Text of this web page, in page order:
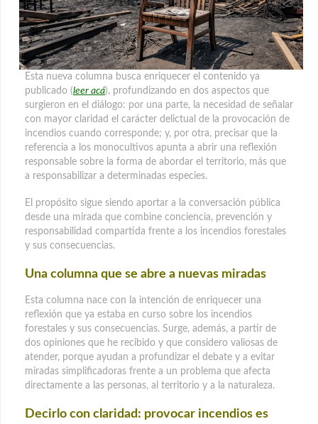
Esta nueva columna busca enriquecer el contenido ya
publicado (leer acá), profundizando en dos aspectos que
surgieron en el diálogo: por una parte, la necesidad de señalar
con mayor claridad el carácter delictual de la provocación de
incendios cuando corresponde; y, por otra, precisar que la
referencia a los monocultivos apunta a abrir una reflexión
responsable sobre la forma de abordar el territorio, más que
a responsabilizar a determinadas especies.
El propósito sigue siendo aportar a la conversación pública
desde una mirada que combine conciencia, prevención y
responsabilidad compartida frente a los incendios forestales
y sus consecuencias.
Una columna que se abre a nuevas miradas
Esta columna nace con la intención de enriquecer una
reflexión que ya estaba en curso sobre los incendios
forestales y sus consecuencias. Surge, además, a partir de
dos opiniones que he recibido y que considero valiosas de
atender, porque ayudan a profundizar el debate y a evitar
miradas simplificadoras frente a un problema que afecta
directamente a las personas, al territorio y a la naturaleza.
Decirlo con claridad: provocar incendios es